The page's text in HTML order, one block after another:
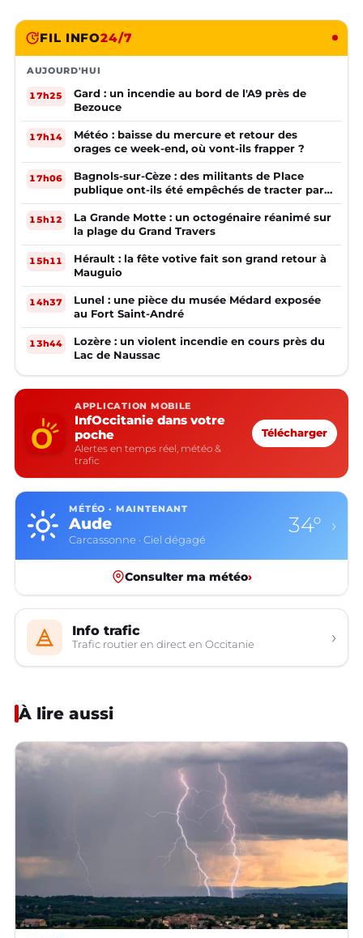
FIL INFO24/7
AUJOURD'HUI
17h25
Gard : un incendie au bord de l'A9 près de
Bezouce
17h14
Météo : baisse du mercure et retour des
orages ce week-end, où vont-ils frapper ?
17h06
Bagnols-sur-Cèze : des militants de Place
publique ont-ils été empêchés de tracter par
la mairie ?
15h12
La Grande Motte : un octogénaire réanimé sur
la plage du Grand Travers
15h11
Hérault : la fête votive fait son grand retour à
Mauguio
14h37
Lunel : une pièce du musée Médard exposée
au Fort Saint-André
13h44
Lozère : un violent incendie en cours près du
Lac de Naussac
APPLICATION MOBILE
InfOccitanie dans votre
poche
Alertes en temps réel, météo &
trafic
Télécharger
MÉTÉO · MAINTENANT
Aude
Carcassonne · Ciel dégagé
34° ›
Consulter ma météo›
Info trafic
Trafic routier en direct en Occitanie ›
À lire aussi